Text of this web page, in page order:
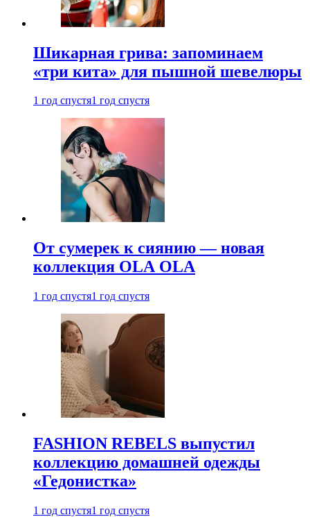
Шикарная грива: запоминаем
«три кита» для пышной шевелюры
1 год спустя1 год спустя
От сумерек к сиянию — новая
коллекция OLA OLA
1 год спустя1 год спустя
FASHION REBELS выпустил
коллекцию домашней одежды
«Гедонистка»
1 год спустя1 год спустя